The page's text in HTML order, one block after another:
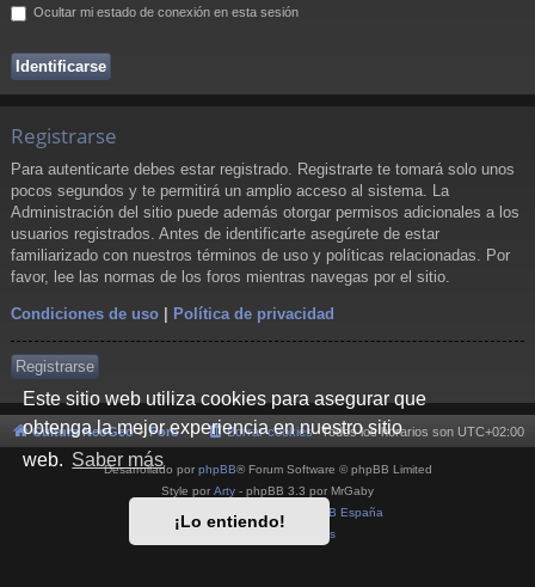
Este sitio web utiliza cookies para asegurar que
obtenga la mejor experiencia en nuestro sitio
web. Saber más
¡Lo entiendo!
Ocultar mi estado de conexión en esta sesión
Registrarse
Para autenticarte debes estar registrado. Registrarte te tomará solo unos
pocos segundos y te permitirá un amplio acceso al sistema. La
Administración del sitio puede además otorgar permisos adicionales a los
usuarios registrados. Antes de identificarte asegúrete de estar
familiarizado con nuestros términos de uso y políticas relacionadas. Por
favor, lee las normas de los foros mientras navegas por el sitio.
Condiciones de uso Política de privacidad
Registrarse
Cultura NeoGeo Foro Todos los horarios son UTC+02:00
Borrar cookies
Desarrollado por phpBB® Forum Software © phpBB Limited
Style por Arty - phpBB 3.3 por MrGaby
phpBB España
Condiciones